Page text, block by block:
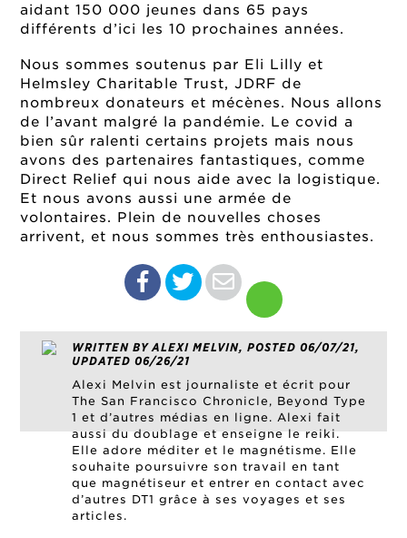
aidant 150 000 jeunes dans 65 pays
différents d’ici les 10 prochaines années.
Nous sommes soutenus par Eli Lilly et
Helmsley Charitable Trust, JDRF de
nombreux donateurs et mécènes. Nous allons
de l’avant malgré la pandémie. Le covid a
bien sûr ralenti certains projets mais nous
avons des partenaires fantastiques, comme
Direct Relief qui nous aide avec la logistique.
Et nous avons aussi une armée de
volontaires. Plein de nouvelles choses
arrivent, et nous sommes très enthousiastes.
WRITTEN BY ALEXI MELVIN, POSTED 06/07/21,
UPDATED 06/26/21
Alexi Melvin est journaliste et écrit pour
The San Francisco Chronicle, Beyond Type
1 et d’autres médias en ligne. Alexi fait
aussi du doublage et enseigne le reiki.
Elle adore méditer et le magnétisme. Elle
souhaite poursuivre son travail en tant
que magnétiseur et entrer en contact avec
d’autres DT1 grâce à ses voyages et ses
articles.